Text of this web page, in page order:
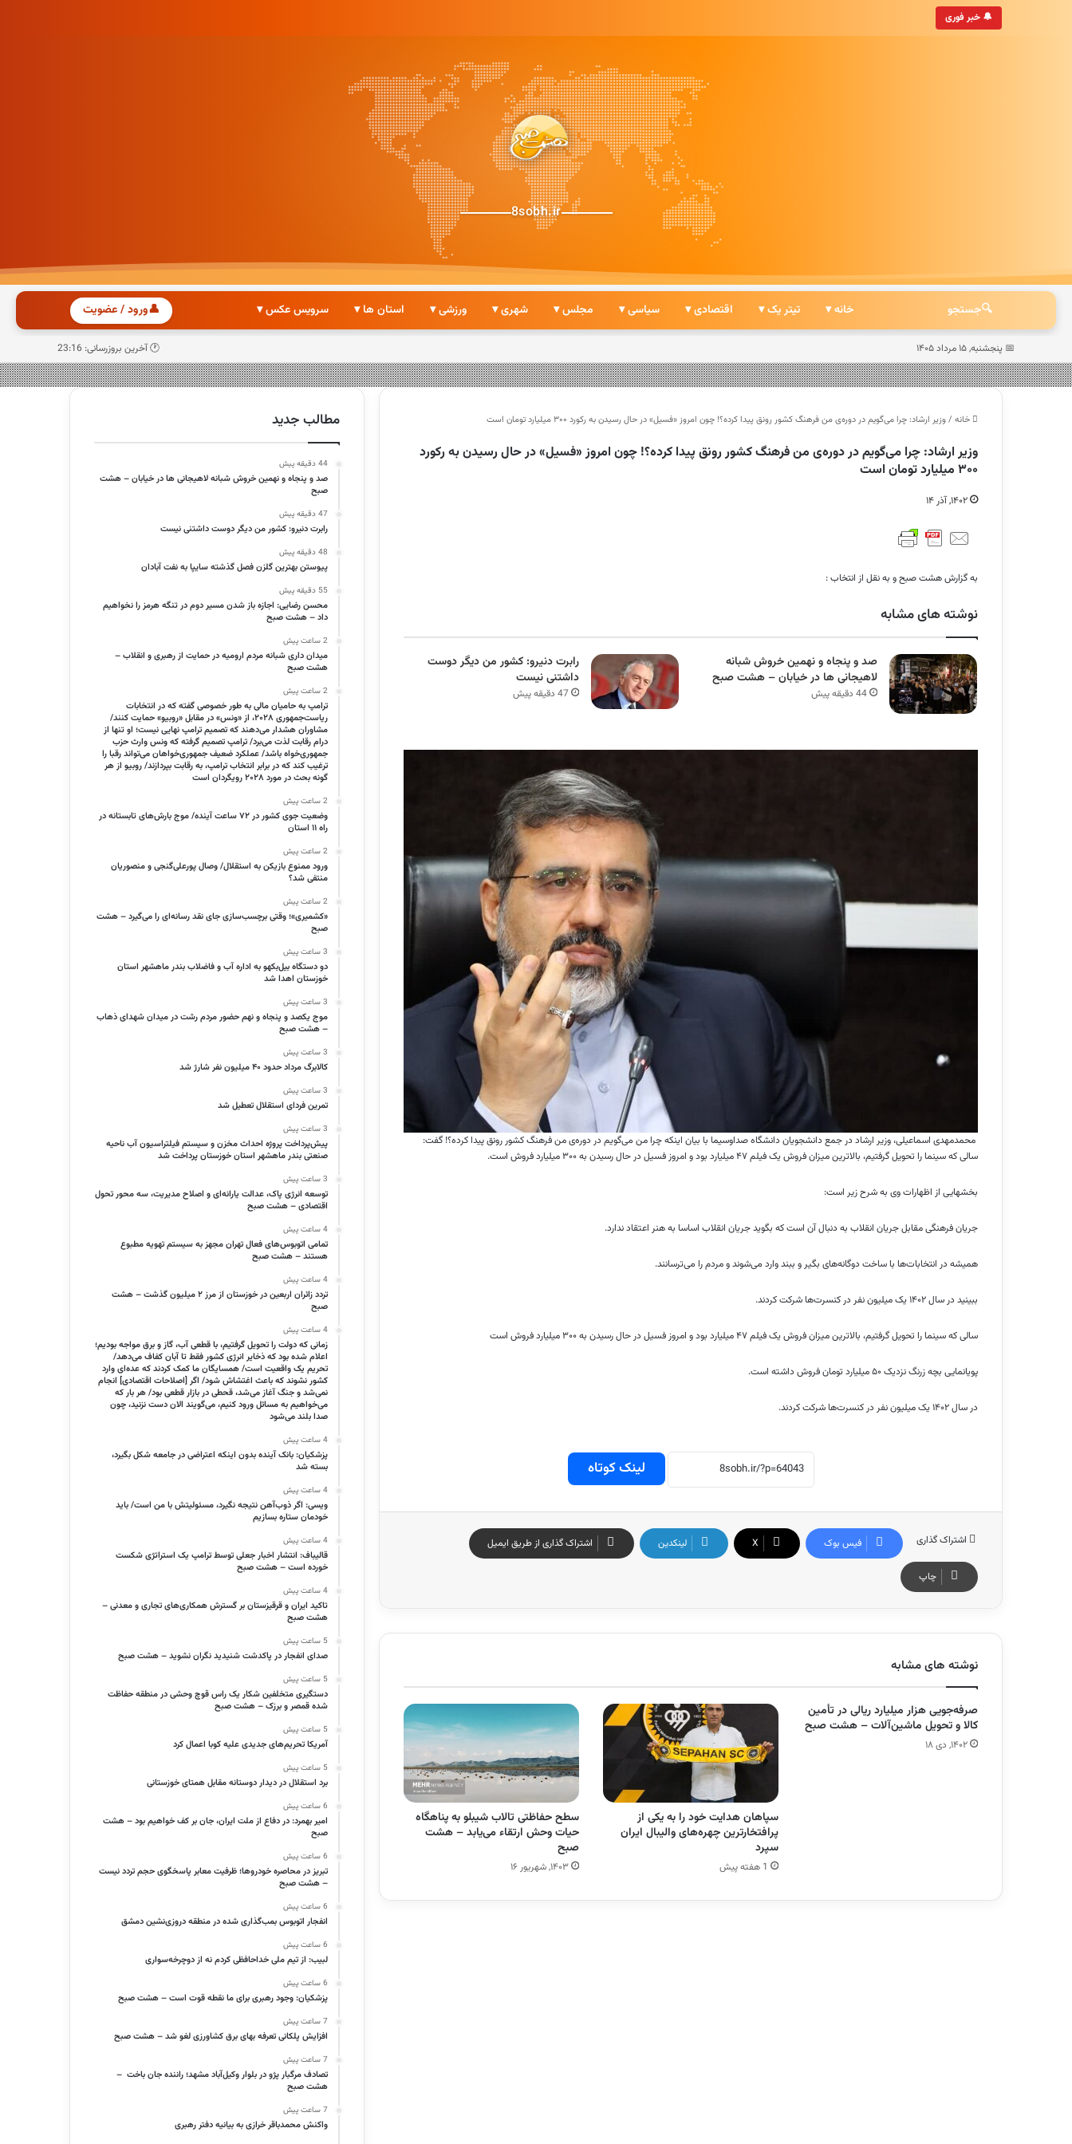
🔔 خبر فوری
• به‌روزترین خبرگزاری ایرانی
8sobh.ir
🔍جستجو خانه ▾ تیتر یک ▾ اقتصادی ▾ سیاسی ▾ مجلس ▾ شهری ▾ ورزشی ▾ استان ها ▾ سرویس عکس ▾ 👤ورود / عضویت
📅 پنجشنبه, ۱۵ مرداد ۱۴۰۵ 🕐 آخرین بروزرسانی: 23:16
خانه /وزیر ارشاد: چرا می‌گویم در دوره‌ی من فرهنگ کشور رونق پیدا کرده؟! چون امروز «فسیل» در حال رسیدن به رکورد ۳۰۰ میلیارد تومان است
وزیر ارشاد: چرا می‌گویم در دوره‌ی من فرهنگ کشور رونق پیدا کرده؟! چون امروز «فسیل» در حال رسیدن به رکورد
۳۰۰ میلیارد تومان است
۱۴۰۲, آذر ۱۴
به گزارش هشت صبح و به نقل از انتخاب :
نوشته های مشابه
صد و پنجاه و نهمین خروش شبانه
لاهیجانی ها در خیابان – هشت صبح
44 دقیقه پیش
رابرت دنیرو: کشور من دیگر دوست
داشتنی نیست
47 دقیقه پیش
محمدمهدی اسماعیلی، وزیر ارشاد در جمع دانشجویان دانشگاه صداوسیما با بیان اینکه چرا من می‌گویم در دوره‌ی من فرهنگ کشور رونق پیدا کرده؟! گفت:
سالی که سینما را تحویل گرفتیم، بالاترین میزان فروش یک فیلم ۴۷ میلیارد بود و امروز فسیل در حال رسیدن به ۳۰۰ میلیارد فروش است.
بخشهایی از اظهارات وی به شرح زیر است:
جریان فرهنگی مقابل جریان انقلاب به دنبال آن است که بگوید جریان انقلاب اساسا به هنر اعتقاد ندارد.
همیشه در انتخابات‌ها با ساخت دوگانه‌های بگیر و ببند وارد می‌شوند و مردم را می‌ترسانند.
ببینید در سال ۱۴۰۲ یک میلیون نفر در کنسرت‌ها شرکت کردند.
سالی که سینما را تحویل گرفتیم، بالاترین میزان فروش یک فیلم ۴۷ میلیارد بود و امروز فسیل در حال رسیدن به ۳۰۰ میلیارد فروش است
پویانمایی بچه زرنگ نزدیک ۵۰ میلیارد تومان فروش داشته است.
در سال ۱۴۰۲ یک میلیون نفر در کنسرت‌ها شرکت کردند.
لینک کوتاه
اشتراک گذاری فیس بوک X لینکدین اشتراک گذاری از طریق ایمیل
چاپ
نوشته های مشابه
صرفه‌جویی هزار میلیارد ریالی در تأمین
کالا و تحویل ماشین‌آلات – هشت صبح
۱۴۰۲, دی ۱۸
سپاهان هدایت خود را به یکی از
پرافتخارترین چهره‌های والیبال ایران
سپرد
1 هفته پیش
سطح حفاظتی تالاب شیبلو به پناهگاه
حیات وحش ارتقاء می‌یابد – هشت
صبح
۱۴۰۳, شهریور ۱۶
مطالب جدید
44 دقیقه پیش
صد و پنجاه و نهمین خروش شبانه لاهیجانی ها در خیابان – هشت
صبح
47 دقیقه پیش
رابرت دنیرو: کشور من دیگر دوست داشتنی نیست
48 دقیقه پیش
پیوستن بهترین گلزن فصل گذشته سایپا به نفت آبادان
55 دقیقه پیش
محسن رضایی: اجازه باز شدن مسیر دوم در تنگه هرمز را نخواهیم
داد – هشت صبح
2 ساعت پیش
میدان داری شبانه مردم ارومیه در حمایت از رهبری و انقلاب –
هشت صبح
2 ساعت پیش
ترامپ به حامیان مالی به طور خصوصی گفته که در انتخابات
ریاست‌جمهوری ۲۰۲۸، از «ونس» در مقابل «روبیو» حمایت کنند/
مشاوران هشدار می‌دهند که تصمیم ترامپ نهایی نیست؛ او تنها از
درام رقابت لذت می‌برد/ ترامپ تصمیم گرفته که ونس وارث حزب
جمهوری‌خواه باشد/ عملکرد ضعیف جمهوری‌خواهان می‌تواند رقبا را
ترغیب کند که در برابر انتخاب ترامپ، به رقابت بپردازند/ روبیو از هر
گونه بحث در مورد ۲۰۲۸ رویگردان است
2 ساعت پیش
وضعیت جوی کشور در ۷۲ ساعت آینده/ موج بارش‌های تابستانه در
راه ۱۱ استان
2 ساعت پیش
ورود ممنوع بازیکن به استقلال/ وصال پورعلی‌گنجی و منصوریان
منتفی شد؟
2 ساعت پیش
«کشمیری»؛ وقتی برچسب‌سازی جای نقد رسانه‌ای را می‌گیرد – هشت
صبح
3 ساعت پیش
دو دستگاه بیل‌بکهو به اداره آب و فاضلاب بندر ماهشهر استان
خوزستان اهدا شد
3 ساعت پیش
موج یکصد و پنجاه و نهم حضور مردم رشت در میدان شهدای ذهاب
– هشت صبح
3 ساعت پیش
کالابرگ مرداد حدود ۴۰‌ میلیون نفر شارژ شد
3 ساعت پیش
تمرین فردای استقلال تعطیل شد
3 ساعت پیش
پیش‌پرداخت پروژه احداث مخزن و سیستم فیلتراسیون آب ناحیه
صنعتی بندر ماهشهر استان خوزستان پرداخت شد
3 ساعت پیش
توسعه انرژی پاک، عدالت یارانه‌ای و اصلاح مدیریت، سه محور تحول
اقتصادی – هشت صبح
4 ساعت پیش
تمامی اتوبوس‌های فعال تهران مجهز به سیستم تهویه مطبوع
هستند – هشت صبح
4 ساعت پیش
تردد زائران اربعین در خوزستان از مرز ۲ میلیون گذشت – هشت
صبح
4 ساعت پیش
زمانی که دولت را تحویل گرفتیم، با قطعی آب، گاز و برق مواجه بودیم؛
اعلام شده بود که ذخایر انرژی کشور فقط تا آبان کفاف می‌دهد/
تحریم یک واقعیت است/ همسایگان ما کمک کردند که عده‌ای وارد
کشور نشوند که باعث اغتشاش شود/ اگر [اصلاحات اقتصادی] انجام
نمی‌شد و جنگ آغاز می‌شد، قحطی در بازار قطعی بود/ هر بار که
می‌خواهیم به مسائل ورود کنیم، می‌گویند الان دست نزنید، چون
صدا بلند می‌شود
4 ساعت پیش
پزشکیان: بانک آینده بدون اینکه اعتراضی در جامعه شکل بگیرد،
بسته شد
4 ساعت پیش
ویسی: اگر ذوب‌آهن نتیجه نگیرد، مسئولیتش با من است/ باید
خودمان ستاره بسازیم
4 ساعت پیش
قالیباف: انتشار اخبار جعلی توسط ترامپ یک استراتژی شکست
خورده است – هشت صبح
4 ساعت پیش
تاکید ایران و قرقیزستان بر گسترش همکاری‌های تجاری و معدنی –
هشت صبح
5 ساعت پیش
صدای انفجار در پاکدشت شنیدید نگران نشوید – هشت صبح
5 ساعت پیش
دستگیری متخلفین شکار یک راس قوچ وحشی در منطقه حفاظت
شده قمصر و برزک – هشت صبح
5 ساعت پیش
آمریکا تحریم‌های جدیدی علیه کوبا اعمال کرد
5 ساعت پیش
برد استقلال در دیدار دوستانه مقابل همتای خوزستانی
6 ساعت پیش
امیر بهمرد: در دفاع از ملت ایران، جان بر کف خواهیم بود – هشت
صبح
6 ساعت پیش
تبریز در محاصره خودروها؛ ظرفیت معابر پاسخگوی حجم تردد نیست
– هشت صبح
6 ساعت پیش
انفجار اتوبوس بمب‌گذاری شده در منطقه دروزی‌نشین دمشق
6 ساعت پیش
لبیب: از تیم ملی خداحافظی کردم نه از دوچرخه‌سواری
6 ساعت پیش
پزشکیان: وجود رهبری برای ما نقطه قوت است – هشت صبح
7 ساعت پیش
افزایش پلکانی تعرفه بهای برق کشاورزی لغو شد – هشت صبح
7 ساعت پیش
تصادف مرگبار پژو در بلوار وکیل‌آباد مشهد؛ راننده جان باخت –
هشت صبح
7 ساعت پیش
واکنش محمدباقر خرازی به بیانیه دفتر رهبری